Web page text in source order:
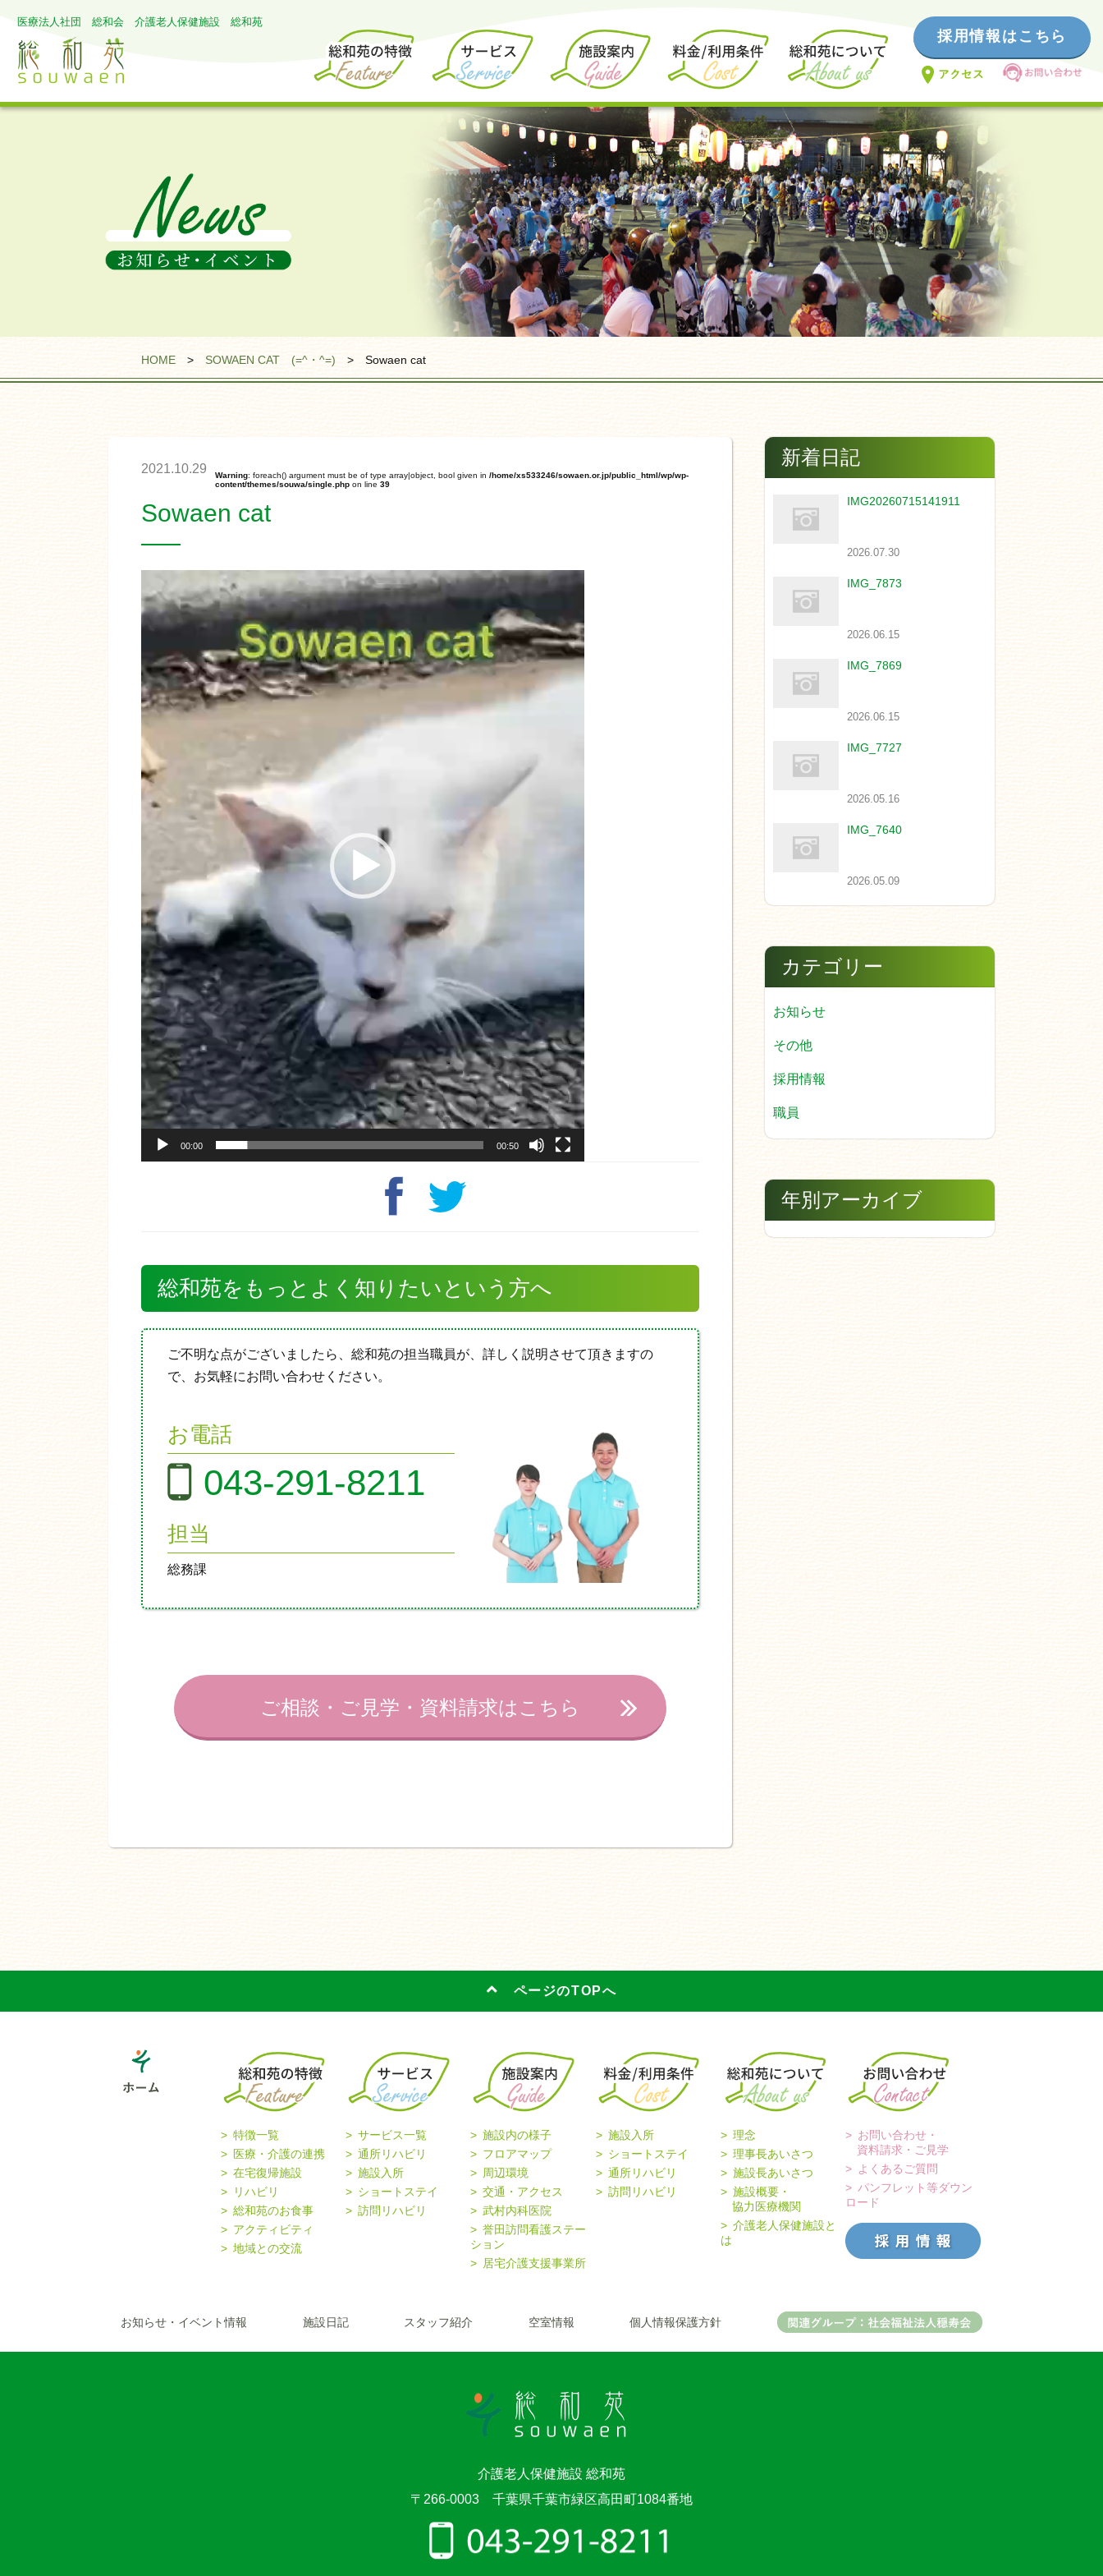
医療法人社団 総和会 介護老人保健施設 総和苑
採用情報はこちら
HOME >SOWAEN CAT (=^・^=) >Sowaen cat
2021.10.29 Warning: foreach() argument must be of type array|object, bool given in /home/xs533246/sowaen.or.jp/public_html/wp/wp-
content/themes/souwa/single.php on line 39
Sowaen cat
プ
レ
00:00 00:50
総和苑をもっとよく知りたいという方へ
ご不明な点がございましたら、総和苑の担当職員が、詳しく説明させて頂きますの
で、お気軽にお問い合わせください。
お電話
043-291-8211
担当
総務課
ご相談・ご見学・資料請求はこちら
新着日記
IMG20260715141911
2026.07.30
IMG_7873
2026.06.15
IMG_7869
2026.06.15
IMG_7727
2026.05.16
IMG_7640
2026.05.09
カテゴリー
お知らせ
その他
採用情報
職員
年別アーカイブ
ページのTOPへ
特徴一覧
医療・介護の連携
在宅復帰施設
リハビリ
総和苑のお食事
アクティビティ
地域との交流
サービス一覧
通所リハビリ
施設入所
ショートステイ
訪問リハビリ
施設内の様子
フロアマップ
周辺環境
交通・アクセス
武村内科医院
誉田訪問看護ステー
ション
居宅介護支援事業所
施設入所
ショートステイ
通所リハビリ
訪問リハビリ
理念
理事長あいさつ
施設長あいさつ
施設概要・
協力医療機関
介護老人保健施設と
は
お問い合わせ・
資料請求・ご見学
よくあるご質問
パンフレット等ダウン
ロード
お知らせ・イベント情報 施設日記 スタッフ紹介 空室情報 個人情報保護方針
介護老人保健施設 総和苑
〒266-0003 千葉県千葉市緑区高田町1084番地